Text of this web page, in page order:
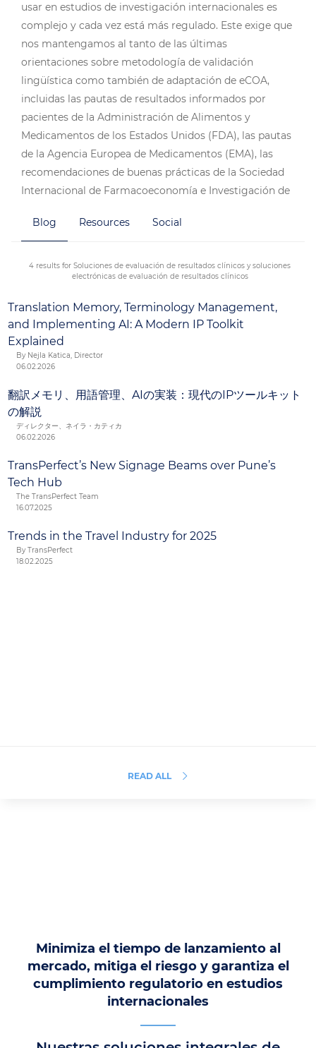
usar en estudios de investigación internacionales es
complejo y cada vez está más regulado. Este exige que
nos mantengamos al tanto de las últimas
orientaciones sobre metodología de validación
lingüística como también de adaptación de eCOA,
incluidas las pautas de resultados informados por
pacientes de la Administración de Alimentos y
Medicamentos de los Estados Unidos (FDA), las pautas
de la Agencia Europea de Medicamentos (EMA), las
recomendaciones de buenas prácticas de la Sociedad
Internacional de Farmacoeconomía e Investigación de
la implementación de resultados electrónicos
informados por pacientes (ePRO) y los requisitos
específicos de desarrolladores/titulares de derechos de
autor, entre otros.
Blog Resources Social
4 results for Soluciones de evaluación de resultados clínicos y soluciones
electrónicas de evaluación de resultados clínicos
Translation Memory, Terminology Management,
and Implementing AI: A Modern IP Toolkit
Explained
By Nejla Katica, Director
06.02.2026
翻訳メモリ、用語管理、AIの実装：現代のIPツールキット
の解説
ディレクター、ネイラ・カティカ
06.02.2026
TransPerfect’s New Signage Beams over Pune’s
Tech Hub
The TransPerfect Team
16.07.2025
Trends in the Travel Industry for 2025
By TransPerfect
18.02.2025
READ ALL
Minimiza el tiempo de lanzamiento al
mercado, mitiga el riesgo y garantiza el
cumplimiento regulatorio en estudios
internacionales